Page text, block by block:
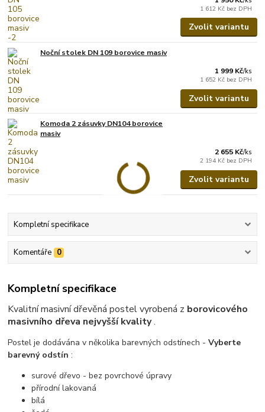
1 612 Kč bez DPH
Zvolit variantu
Noční stolek DN 109 borovice masiv
1 999 Kč/ks
1 652 Kč bez DPH
Zvolit variantu
Komoda 2 zásuvky DN104 borovice
masiv
2 655 Kč/ks
2 194 Kč bez DPH
Zvolit variantu
Kompletní specifikace
Komentáře 0
Kompletní specifikace
Kvalitní masivní dřevěná postel vyrobená z borovicového
masivního dřeva nejvyšší kvality.
Postel je dodávána v několika barevných odstínech -Vyberte
barevný odstín :
surové dřevo - bez povrchové úpravy
přírodní lakovaná
bílá